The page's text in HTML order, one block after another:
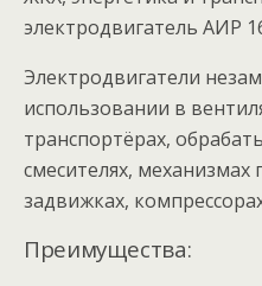
электродвигатель АИР
Электродвигатели
использовании в
транспортёрах,
смесителях,
задвижках,
Преимущества: